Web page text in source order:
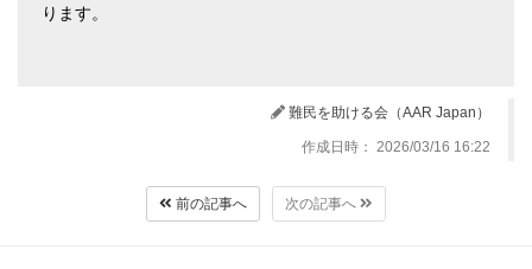
ります。
難民を助ける会（AAR Japan）
作成日時： 2026/03/16 16:22
前の記事へ 次の記事へ